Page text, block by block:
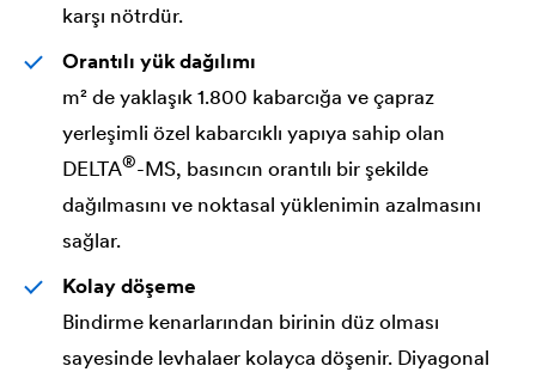
karşı nötrdür.
Orantılı yük dağılımı
m² de yaklaşık 1.800 kabarcığa ve çapraz
yerleşimli özel kabarcıklı yapıya sahip olan
DELTA®-MS, basıncın orantılı bir şekilde
dağılmasını ve noktasal yüklenimin azalmasını
sağlar.
Kolay döşeme
Bindirme kenarlarından birinin düz olması
sayesinde levhalaer kolayca döşenir. Diyagonal